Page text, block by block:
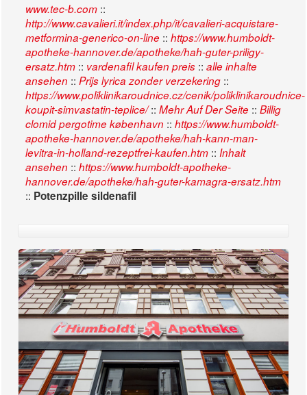
www.tec-b.com ::
http://www.cavalieri.it/index.php/it/cavalieri-acquistare-
metformina-generico-on-line :: https://www.humboldt-
apotheke-hannover.de/apotheke/hah-guter-priligy-
ersatz.htm :: vardenafil kaufen preis :: alle inhalte
ansehen :: Prijs lyrica zonder verzekering ::
https://www.poliklinikaroudnice.cz/cenik/poliklinikaroudnice-
koupit-simvastatin-teplice/:: Mehr Auf Der Seite :: Billig
clomid pergotime københavn :: https://www.humboldt-
apotheke-hannover.de/apotheke/hah-kann-man-
levitra-in-holland-rezeptfrei-kaufen.htm :: Inhalt
ansehen :: https://www.humboldt-apotheke-
hannover.de/apotheke/hah-guter-kamagra-ersatz.htm
:: Potenzpille sildenafil